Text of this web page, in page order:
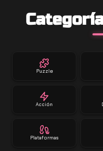
Puzzle
Acción
Plataformas